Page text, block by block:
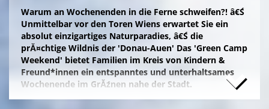
Warum an Wochenenden in die Ferne schweifen?! â€Ś
Unmittelbar vor den Toren Wiens erwartet Sie ein
absolut einzigartiges Naturparadies, â€Ś die
prĂ¤chtige Wildnis der 'Donau-Auen' Das 'Green Camp
Weekend' bietet Familien im Kreis von Kindern &
Freund*innen ein entspanntes und unterhaltsames
Wochenende im GrĂźnen nahe der Stadt.
Naturfreunde, die lange Anfahrten meiden und zum